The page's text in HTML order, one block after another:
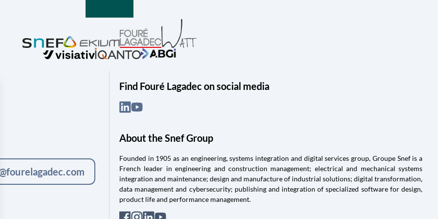
Find Fouré Lagadec on social media
About the Snef Group
Founded in 1905 as an engineering, systems integration and digital services group, Groupe Snef is a
French leader in engineering and construction management; electrical and mechanical systems
integration and maintenance; design and manufacture of industrial solutions; digital transformation,
data management and cybersecurity; publishing and integration of specialized software for design,
product life and performance management.